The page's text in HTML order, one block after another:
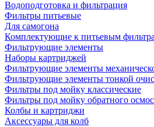
Водоподготовка и фильтрация
Фильтры питьевые
Для самогона
Комплектующие к питьевым
Фильтрующие элементы
Наборы картриджей
Фильтрующие элементы
Фильтрующие элементы тонкой
Фильтры под мойку классические
Фильтры под мойку обратного
Колбы и картриджи
Аксессуары для колб